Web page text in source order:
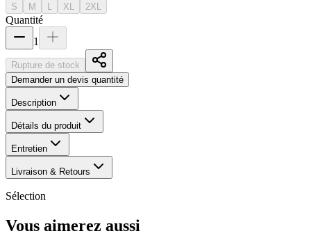
S M L XL 2XL
Quantité
1
Rupture de stock
Demander un devis quantité
Description
Détails du produit
Entretien
Livraison & Retours
Sélection
Vous aimerez aussi